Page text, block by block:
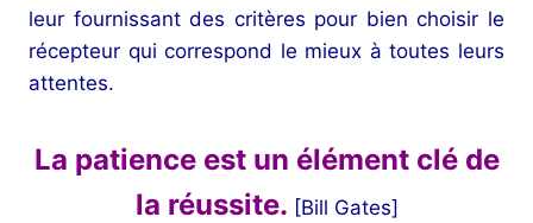
leur fournissant des critères pour bien choisir le
récepteur qui correspond le mieux à toutes leurs
attentes.
La patience est un élément clé de
la réussite. [Bill Gates]